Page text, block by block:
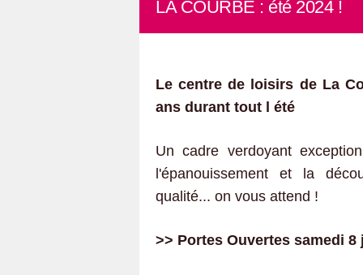
LA COURBE : été 2024 !
Le centre de loisirs de La
ans durant tout l été
Un cadre verdoyant
l'épanouissement et la
qualité... on vous attend !
>> Portes Ouvertes samedi